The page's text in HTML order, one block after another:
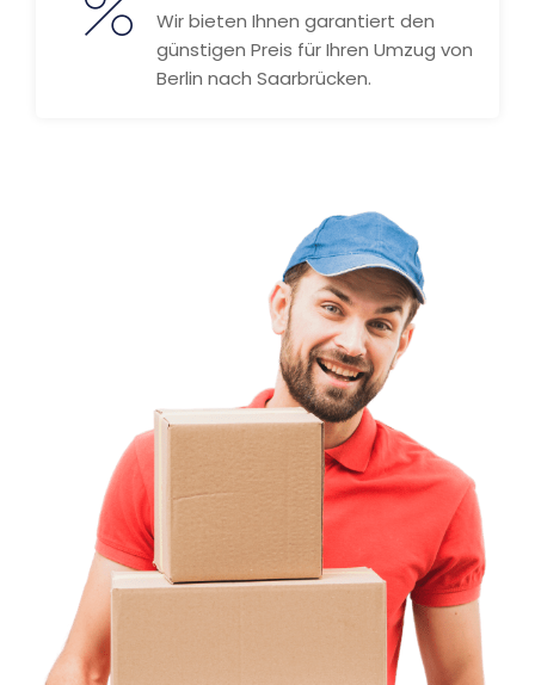
Wir bieten Ihnen garantiert den
günstigen Preis für Ihren Umzug von
Berlin nach Saarbrücken.